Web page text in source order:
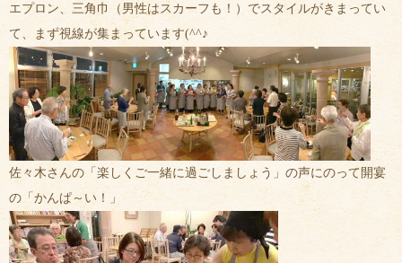
エプロン、三角巾（男性はスカーフも！）でスタイルがきまってい
て、まず視線が集まっています(^^♪
佐々木さんの「楽しくご一緒に過ごしましょう」の声にのって開宴
の「かんぱ～い！」